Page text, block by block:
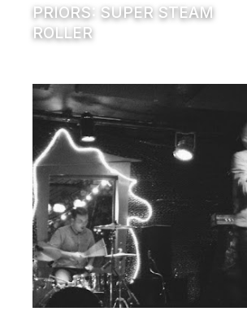
PRIORS: SUPER STEAM
ROLLER